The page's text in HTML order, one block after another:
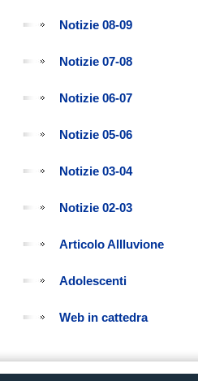
Notizie 08-09
Notizie 07-08
Notizie 06-07
Notizie 05-06
Notizie 03-04
Notizie 02-03
Articolo Allluvione
Adolescenti
Web in cattedra